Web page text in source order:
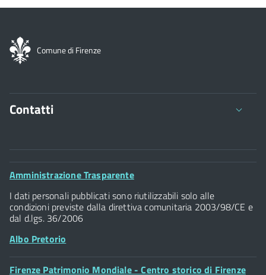
Comune di Firenze
Contatti
Comune di Firenze
Palazzo Vecchio
Piazza della Signoria - 50122, Firenze
P.IVA 01307110484
Posta Elettronica Certificata
Footer
Amministrazione Trasparente
I dati personali pubblicati sono riutilizzabili solo alle
condizioni previste dalla direttiva comunitaria 2003/98/CE e
dal d.lgs. 36/2006
Albo Pretorio
Footer
Firenze Patrimonio Mondiale - Centro storico di Firenze